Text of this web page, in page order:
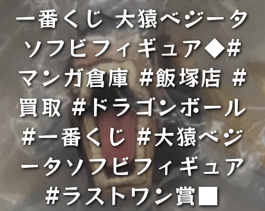
一番くじ 大猿ベジータ
ソフビフィギュア◆#
マンガ倉庫 #飯塚店 #
買取 #ドラゴンボール
#一番くじ #大猿ベジ
ータソフビフィギュア
#ラストワン賞■